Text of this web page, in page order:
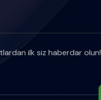
ilk siz haberdar olun!